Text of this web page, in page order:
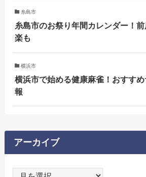
糸島市
糸島市のお祭り年間カレンダー！
楽も
横浜市
横浜市で始める健康麻雀！おすす
報
アーカイブ